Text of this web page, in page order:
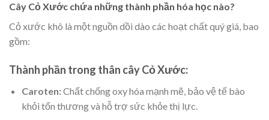
Cây Cỏ Xước chứa những thành phần hóa học nào?
Cỏ xước khô là một nguồn dồi dào các hoạt chất quý giá, bao
gồm:
Thành phần trong thân cây Cỏ Xước:
Caroten:Chất chống oxy hóa mạnh mẽ, bảo vệ tế bào
khỏi tổn thương và hỗ trợ sức khỏe thị lực.